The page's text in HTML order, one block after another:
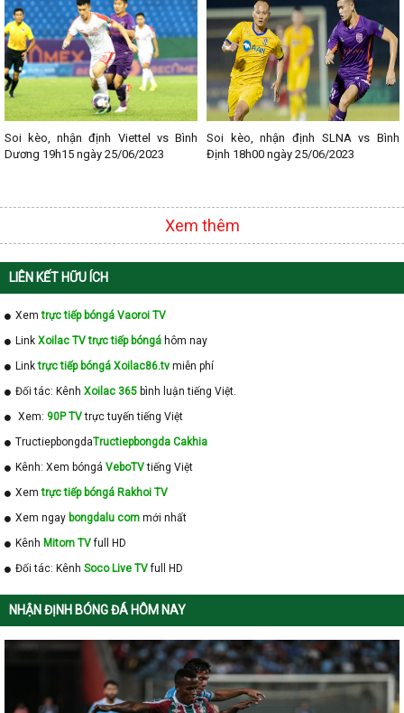
- Lịch thi đấu Cup C1
Soi kèo, nhận định Viettel vs Bình
Dương 19h15 ngày 25/06/2023
Soi kèo, nhận định SLNA vs Bình
Định 18h00 ngày 25/06/2023
Xem thêm
LIÊN KẾT HỮU ÍCH
Xemtrực tiếp bóngá Vaoroi TV
Link Xoilac TV trực tiếp bóngá hôm nay
Linktrực tiếp bóngá Xoilac86.tv miễn phí
Đối tác: Kênh Xoilac 365 bình luận tiếng Việt.
Xem: 90P TVtrực tuyến tiếng Việt
TructiepbongdaTructiepbongda Cakhia
Kênh: Xem bóngá VeboTVtiếng Việt
Xemtrực tiếp bóngá Rakhoi TV
Xem ngay bongdalu com mới nhất
Kênh Mitom TVfull HD
Đối tác: Kênh Soco Live TVfull HD
NHẬN ĐỊNH BÓNG ĐÁ HÔM NAY